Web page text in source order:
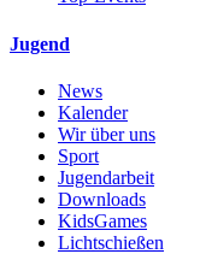
Jugend
News
Kalender
Wir über uns
Sport
Jugendarbeit
Downloads
KidsGames
Lichtschießen